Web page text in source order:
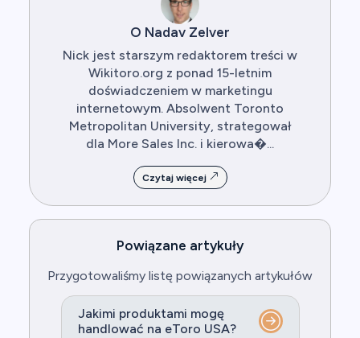
O Nadav Zelver
Nick jest starszym redaktorem treści w
Wikitoro.org z ponad 15-letnim
doświadczeniem w marketingu
internetowym. Absolwent Toronto
Metropolitan University, strategował
dla More Sales Inc. i kierowa�...
Czytaj więcej
Powiązane artykuły
Przygotowaliśmy listę powiązanych artykułów
Jakimi produktami mogę
handlować na eToro USA?